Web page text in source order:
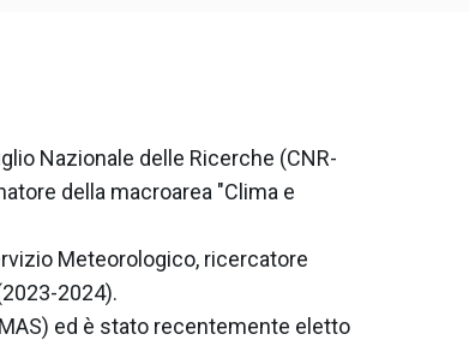
Nazionale delle Ricerche (CNR-
della macroarea "Clima e
Meteorologico, ricercatore
2024).
ed è stato recentemente eletto